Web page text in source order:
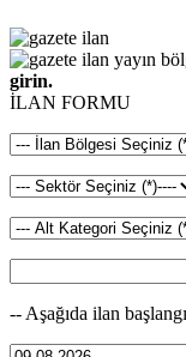
girin.
İLAN FORMU
-- Aşağıda ilan